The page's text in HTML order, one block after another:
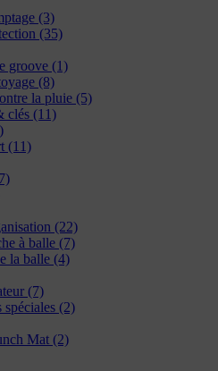
(3)
(35)
groove (1)
(8)
la pluie (5)
clés (11)
(11)
(22)
à balle (7)
la balle (4)
(7)
(2)
Mat (2)